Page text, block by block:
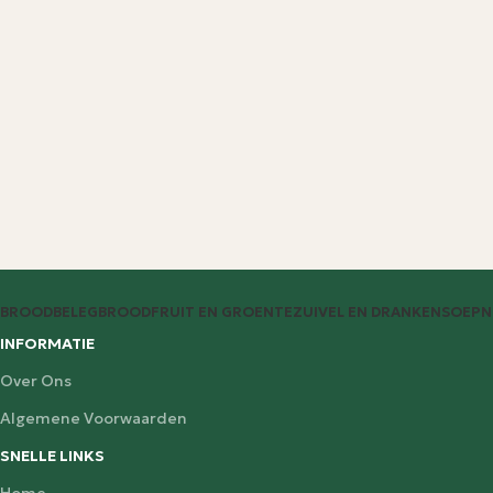
BROODBELEGBROODFRUIT EN GROENTEZUIVEL EN DRANKENSOEP
INFORMATIE
Over Ons
Algemene Voorwaarden
SNELLE LINKS